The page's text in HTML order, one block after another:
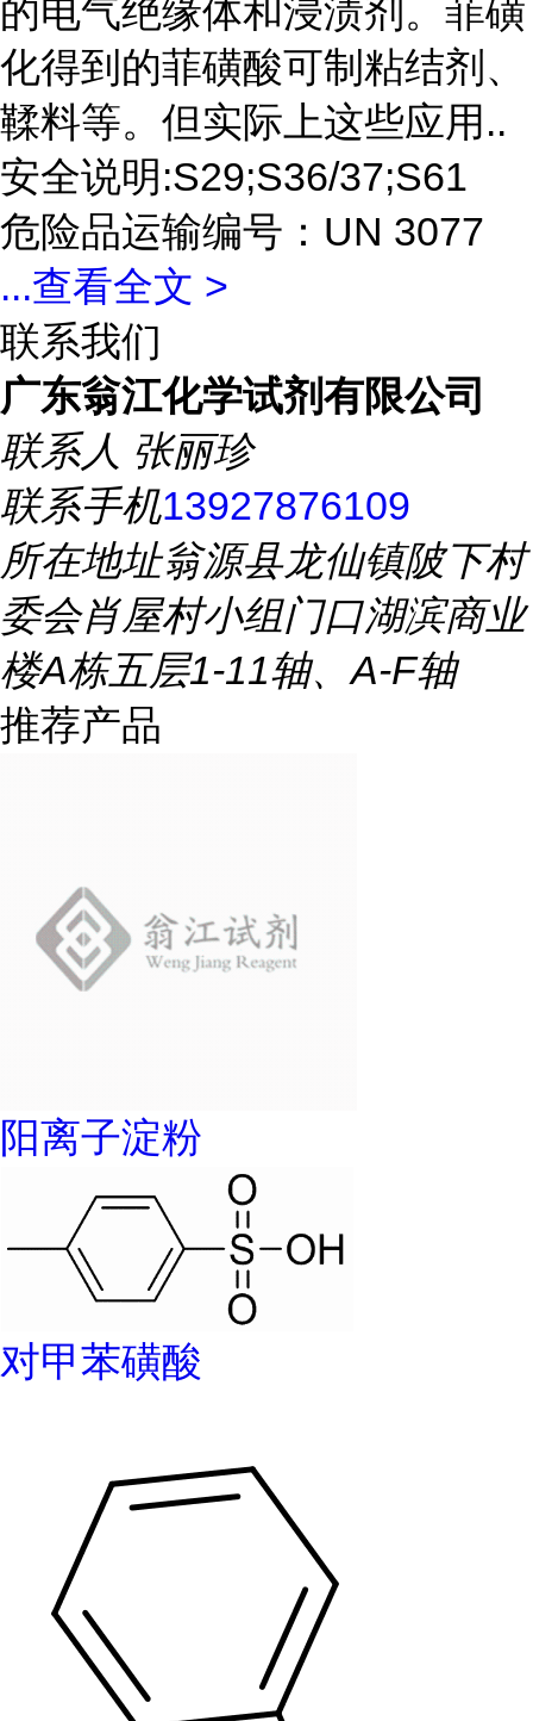
的电气绝缘体和浸渍剂。菲磺
化得到的菲磺酸可制粘结剂、
鞣料等。但实际上这些应用..
安全说明:S29;S36/37;S61
危险品运输编号：UN 3077
...查看全文 >
联系我们
广东翁江化学试剂有限公司
联系人 张丽珍
联系手机13927876109
所在地址翁源县龙仙镇陂下村
委会肖屋村小组门口湖滨商业
楼A栋五层1-11轴、A-F轴
推荐产品
阳离子淀粉
对甲苯磺酸